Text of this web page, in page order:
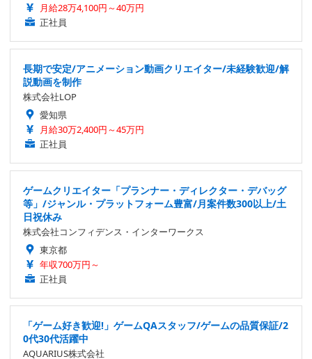
月給28万4,100円～40万円
正社員
長期で安定/アニメーション動画クリエイター/未経験歓迎/解
説動画を制作
株式会社LOP
愛知県
月給30万2,400円～45万円
正社員
ゲームクリエイター「プランナー・ディレクター・デバッグ
等」/ジャンル・プラットフォーム豊富/月案件数300以上/土
日祝休み
株式会社コンフィデンス・インターワークス
東京都
年収700万円～
正社員
「ゲーム好き歓迎!」ゲームQAスタッフ/ゲームの品質保証/2
0代30代活躍中
AQUARIUS株式会社